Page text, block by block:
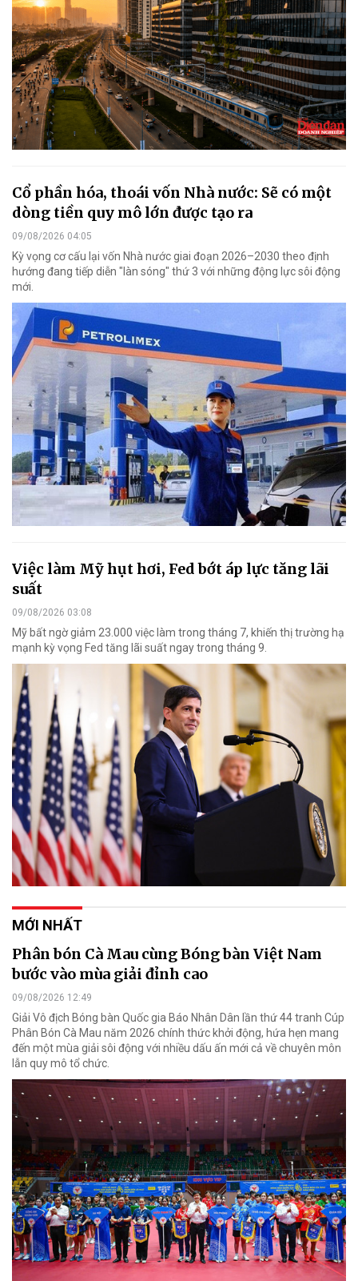
Cổ phần hóa, thoái vốn Nhà nước: Sẽ có một
dòng tiền quy mô lớn được tạo ra
09/08/2026 04:05
Kỳ vọng cơ cấu lại vốn Nhà nước giai đoạn 2026–2030 theo định
hướng đang tiếp diễn "làn sóng" thứ 3 với những động lực sôi động
mới.
Việc làm Mỹ hụt hơi, Fed bớt áp lực tăng lãi
suất
09/08/2026 03:08
Mỹ bất ngờ giảm 23.000 việc làm trong tháng 7, khiến thị trường hạ
mạnh kỳ vọng Fed tăng lãi suất ngay trong tháng 9.
MỚI NHẤT
Phân bón Cà Mau cùng Bóng bàn Việt Nam
bước vào mùa giải đỉnh cao
09/08/2026 12:49
Giải Vô địch Bóng bàn Quốc gia Báo Nhân Dân lần thứ 44 tranh Cúp
Phân Bón Cà Mau năm 2026 chính thức khởi động, hứa hẹn mang
đến một mùa giải sôi động với nhiều dấu ấn mới cả về chuyên môn
lẫn quy mô tổ chức.